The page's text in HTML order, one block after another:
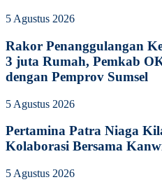
5 Agustus 2026
Rakor Penanggulangan
3 juta Rumah, Pemkab
dengan Pemprov Sumsel
5 Agustus 2026
Pertamina Patra Niaga
Kolaborasi Bersama
5 Agustus 2026